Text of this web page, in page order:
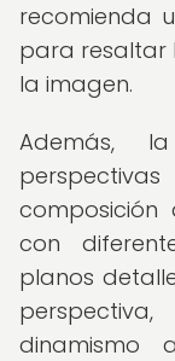
recomienda
para resaltar
la imagen.
Además,
con
planos
dinamismo